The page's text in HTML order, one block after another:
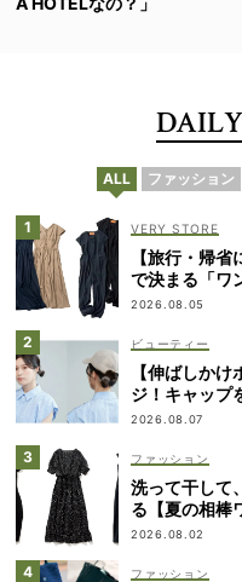
ALL ファッション
VERY STORE
【旅行・帰
で決まる「ワ
2026.08.05
ビューティー
【伸ばしか
ジ！キャップ
2026.08.07
ファッション
洗って干して
る【夏の相棒
2026.08.02
ファッション